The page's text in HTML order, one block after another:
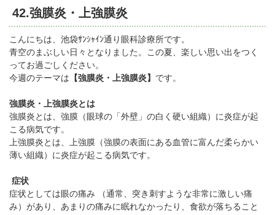
アクセス
い
診察の流れ
リンク
よくある質問
診療報酬に関する院内掲示
メールマガジン
パンフレットのダウンロード
学校近視について
点眼液・眼軟膏について
東口眼科医院)
コンタクトレンズ診療
コンタクトレンズの種類と特徴
しばらく眼科受診していない方
初めてコンタクトレンズを使う
コンタクトレンズトラブル
42.強膜炎・上強膜炎
こんにちは、池袋ｻﾝｼｬｲﾝ通り眼科診療所です。
青空のまぶしい日々となりました。この夏、楽しい思い出をつく
ってお過ごしください。
今週のテーマは 【強膜炎・上強膜炎】 です。
強膜炎・上強膜炎とは
強膜炎とは、強膜（眼球の「外壁」の白く硬い組織）に炎症が起
こる病気です。
上強膜炎とは、上強膜（強膜の表面にある血管に富んだ柔らかい
薄い組織）に炎症が起こる病気です。
症状
症状としては眼の痛み （通常、突き刺すような非常に激しい痛
み）があり、あまりの痛みに眠れなかったり、食欲が落ちること